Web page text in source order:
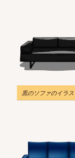
黒のソファのイラ